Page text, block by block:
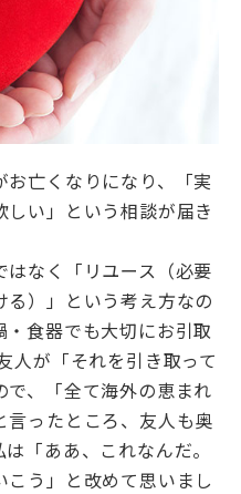
亡くなりになり、「実
い」という相談が届き
なく「リユース（必要
る）」という考え方なの
食器でも大切にお引取
人が「それを引き取って
で、「全て海外の恵まれ
ったところ、友人も奥
「ああ、これなんだ。
う」と改めて思いまし